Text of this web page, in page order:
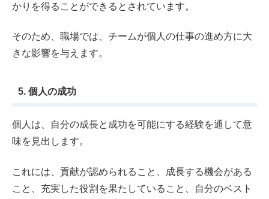
かりを得ることができるとされています。
そのため、職場では、チームが個人の仕事の進め方に大
きな影響を与えます。
5. 個人の成功
個人は、自分の成長と成功を可能にする経験を通して意
味を見出します。
これには、貢献が認められること、成長する機会がある
こと、充実した役割を果たしていること、自分のベスト